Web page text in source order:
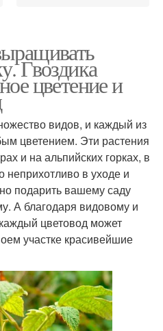
Гвоздика
цветение и
видов, и каждый из
цветением. Эти растения
и на альпийских горках, в
неприхотливо в уходе и
подарить вашему саду
А благодаря видовому и
цветовод может
участке красивейшие